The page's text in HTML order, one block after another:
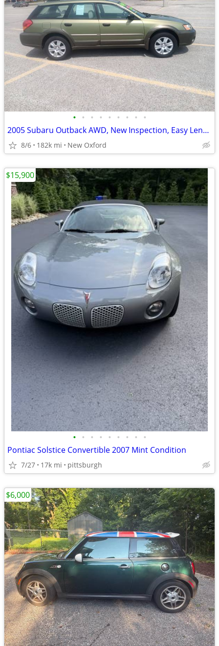
• • • • • • • • •
2005 Subaru Outback AWD, New Inspection, Easy Lending
8/6 182k mi New Oxford
• • • • • • • • •
Pontiac Solstice Convertible 2007 Mint Condition
7/27 17k mi pittsburgh
$15,900
$6,000